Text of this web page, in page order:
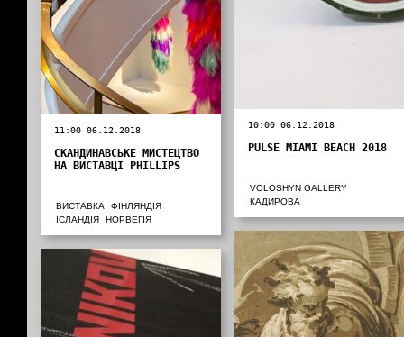
11:00 06.12.2018
СКАНДИНАВСЬКЕ МИСТЕЦТВО
НА ВИСТАВЦІ PHILLIPS
ВИСТАВКА
ФІНЛЯНДІЯ
ІСЛАНДІЯ
НОРВЕГІЯ
10:00 06.12.2018
PULSE MIAMI BEACH 2018
VOLOSHYN GALLERY
КАДИРОВА